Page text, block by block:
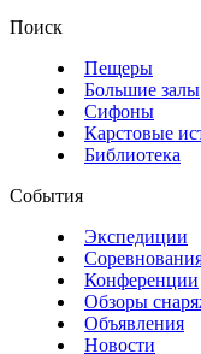
Поиск
Пещеры
Большие залы
Сифоны
Карстовые
Библиотека
События
Экспедиции
Конференции
Обзоры
Объявления
Новости